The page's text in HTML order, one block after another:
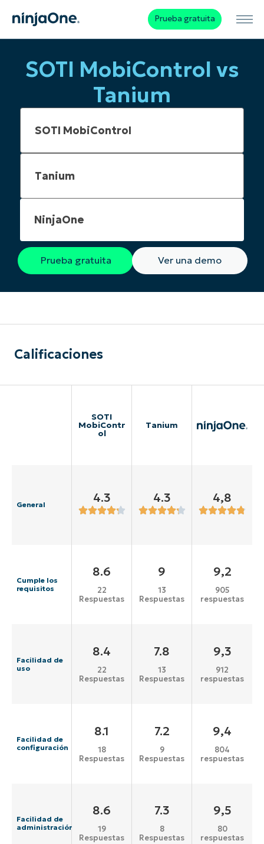
Prueba gratuita
SOTI MobiControl vs
Tanium
NinjaOne
Prueba gratuita Ver una demo
Calificaciones
SOTI
MobiContr
ol
Tanium
General 4.3 4.3 4,8
Cumple los
requisitos
8.6
22
Respuestas
9
13
Respuestas
9,2
905
respuestas
Facilidad de
uso
8.4
22
Respuestas
7.8
13
Respuestas
9,3
912
respuestas
Facilidad de
configuración
8.1
18
Respuestas
7.2
9
Respuestas
9,4
804
respuestas
Facilidad de
administración
8.6
19
Respuestas
7.3
8
Respuestas
9,5
80
respuestas